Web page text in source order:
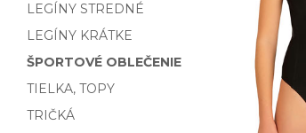
LEGÍNY STREDNÉ
LEGÍNY KRÁTKE
ŠPORTOVÉ OBLEČENIE
TIELKA, TOPY
TRIČKÁ